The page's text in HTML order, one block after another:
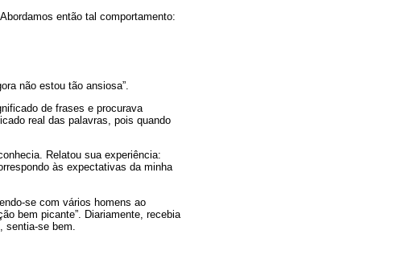
então tal comportamento:
não estou tão ansiosa”.
de frases e procurava
real das palavras, pois quando
Relatou sua experiência:
às expectativas da minha
se com vários homens ao
bem picante”. Diariamente, recebia
se bem.